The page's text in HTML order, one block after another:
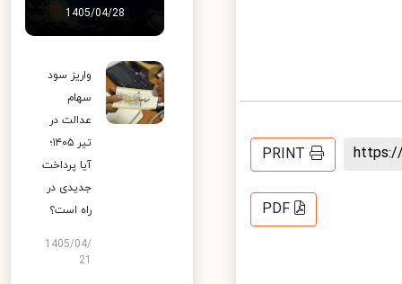
PRINT
PDF
1405/04/28
واریز سود
سهام
عدالت در
تیر ۱۴۰۵؛
آیا پرداخت
جدیدی در
راه است؟
1405/04/